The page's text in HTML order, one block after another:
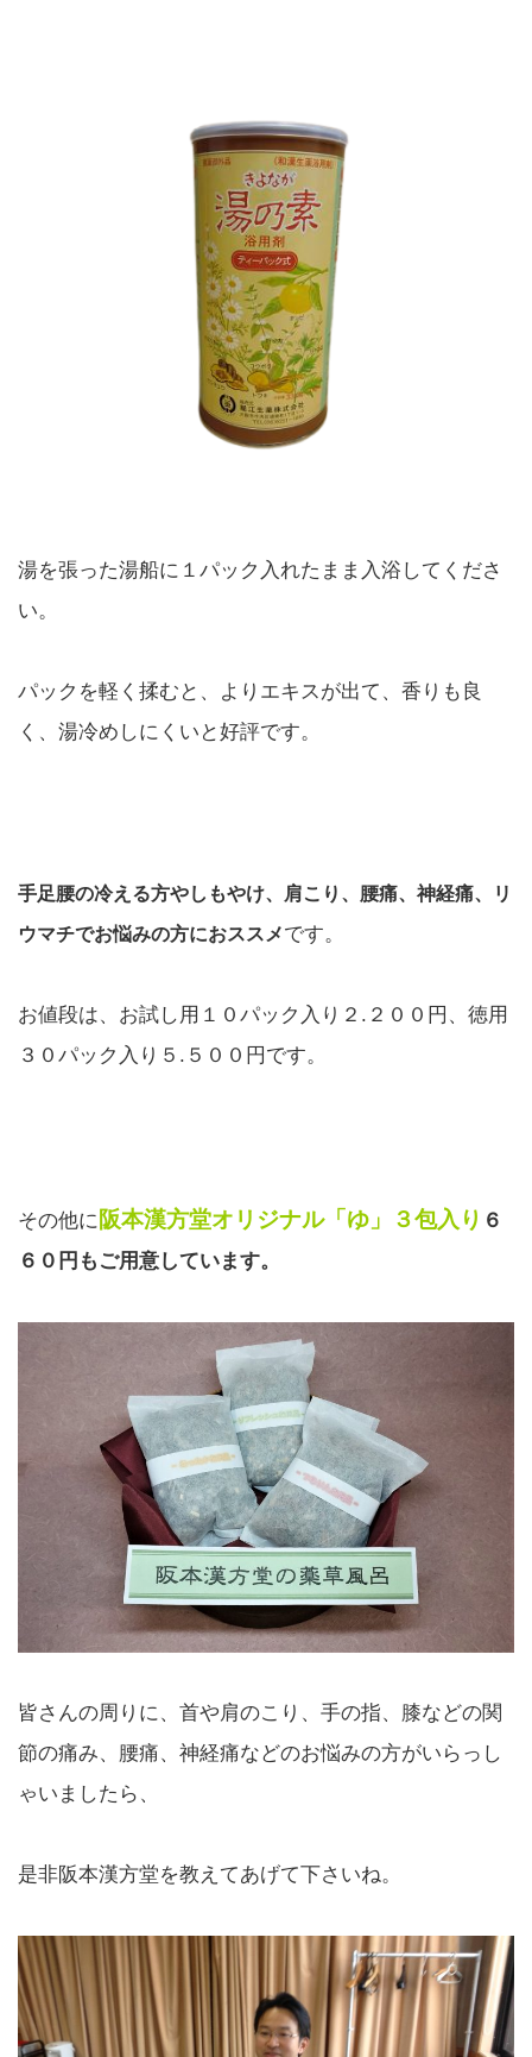
湯を張った湯船に１パック入れたまま入浴してくださ
い。
パックを軽く揉むと、よりエキスが出て、香りも良
く、湯冷めしにくいと好評です。
手足腰の冷える方やしもやけ、肩こり、腰痛、神経痛、リ
ウマチでお悩みの方におススメです。
お値段は、お試し用１０パック入り２.２００円、徳用
３０パック入り５.５００円です。
その他に 阪本漢方堂オリジナル「ゆ」３包入り ６
６０円もご用意しています。
皆さんの周りに、首や肩のこり、手の指、膝などの関
節の痛み、腰痛、神経痛などのお悩みの方がいらっし
ゃいましたら、
是非阪本漢方堂を教えてあげて下さいね。